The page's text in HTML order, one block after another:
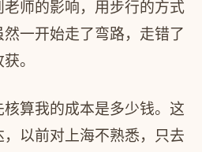
师的影响，用步行的方式
一开始走了弯路，走错了
。
算我的成本是多少钱。这
以前对上海不熟悉，只去